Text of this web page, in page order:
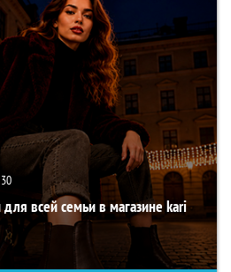
30
всей семьи в магазине kari